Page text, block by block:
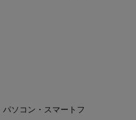
ソコン・スマートフ